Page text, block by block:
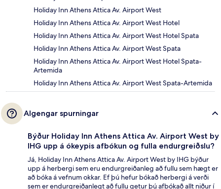
Holiday Inn Athens Attica Av. Airport West
Holiday Inn Athens Attica Av. Airport West Hotel
Holiday Inn Athens Attica Av. Airport West Hotel Spata
Holiday Inn Athens Attica Av. Airport West Spata
Holiday Inn Athens Attica Av. Airport West Hotel Spata-
Artemida
Holiday Inn Athens Attica Av. Airport West Spata-Artemida
Algengar spurningar
Býður Holiday Inn Athens Attica Av. Airport West by
IHG upp á ókeypis afbókun og fulla endurgreiðslu?
Já, Holiday Inn Athens Attica Av. Airport West by IHG býður
upp á herbergi sem eru endurgreiðanleg að fullu sem hægt er
að bóka á vefnum okkar. Ef þú hefur bókað herbergi á verði
sem er endurgreiðanlegt að fullu getur þú afbókað allt niður í